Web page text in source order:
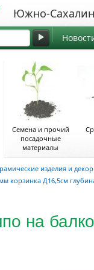
Южно-
Семена и прочий
посадочные
материалы
изделия и декор
корзинка Д16,5см
на